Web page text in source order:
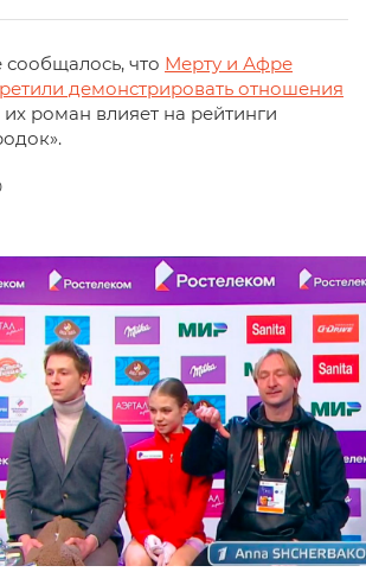
что Мерту и Афре
демонстрировать отношения
роман влияет на рейтинги